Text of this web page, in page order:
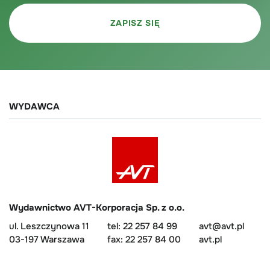
WYDAWCA
Wydawnictwo AVT-Korporacja Sp. z o.o.
ul. Leszczynowa 11
03-197 Warszawa
tel: 22 257 84 99
fax: 22 257 84 00
avt@avt.pl
avt.pl